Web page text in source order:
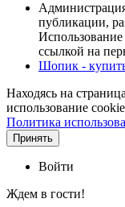
публикации,
Использование
ссылкой на
Шопик -
Находясь на
использование
Политика
Принять
Войти
Ждем в гости!